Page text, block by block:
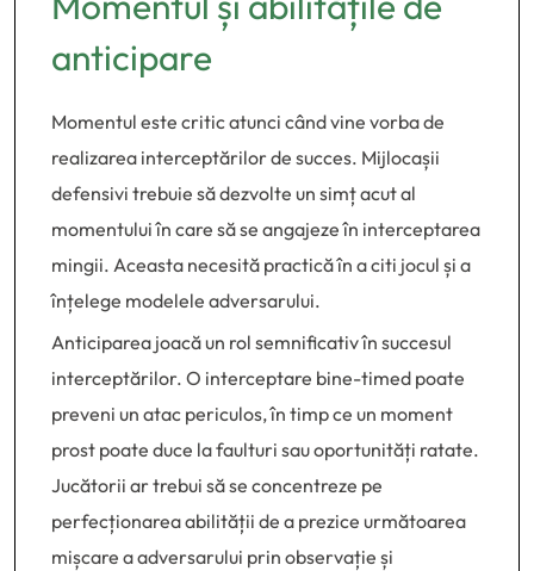
anticipare
Momentul este critic atunci când vine vorba de
realizarea interceptărilor de succes. Mijlocașii
defensivi trebuie să dezvolte un simț acut al
momentului în care să se angajeze în interceptarea
mingii. Aceasta necesită practică în a citi jocul și a
înțelege modelele adversarului.
Anticiparea joacă un rol semnificativ în succesul
interceptărilor. O interceptare bine-timed poate
preveni un atac periculos, în timp ce un moment
prost poate duce la faulturi sau oportunități ratate.
Jucătorii ar trebui să se concentreze pe
perfecționarea abilității de a prezice următoarea
mișcare a adversarului prin observație și